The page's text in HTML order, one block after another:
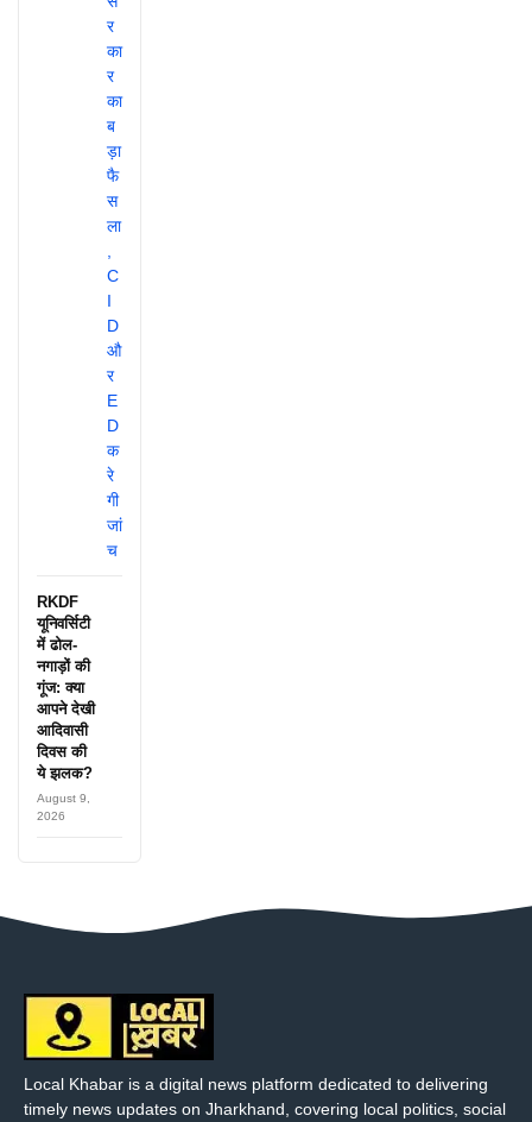
RKDF
यूनिवर्सिटी
में ढोल-
नगाड़ों की
गूंज: क्या
आपने देखी
आदिवासी
दिवस की
ये झलक?
August 9,
2026
Local Khabar is a digital news platform dedicated to delivering
timely news updates on Jharkhand, covering local politics, social